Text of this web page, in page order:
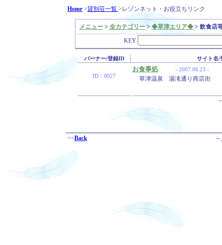
Home >貸別荘一覧 >レゾンネット・お役立ちリンク
メニュー > 全カテゴリー>◆草津エリア◆ > 飲食店
KEY
バーナー/登録ID サイト名/
ID：0027
お食事処 - 2007.06.23 -
草津温泉 湯滝通り商店街
<<Back --